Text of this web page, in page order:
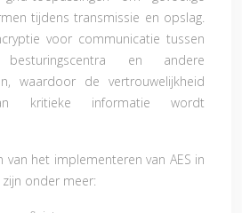
tijdens transmissie en opslag.
voor communicatie tussen
en andere
waardoor de vertrouwelijkheid
kritieke informatie wordt
van het implementeren van AES in
onder meer: